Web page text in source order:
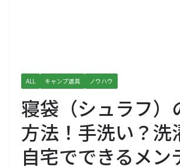
ALL キャンプ道具 ノウハウ
寝袋（シュラフ）
方法！手洗い？洗
自宅でできるメン